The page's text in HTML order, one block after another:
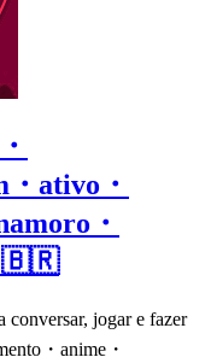
ativo・
・
🇧🇷
jogar e fazer
・anime・